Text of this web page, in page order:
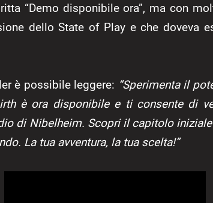
“Demo disponibile ora”, ma con
dello State of Play e che doveva
è possibile leggere: “Sperimenta il
è ora disponibile e ti consente di
di Nibelheim. Scopri il capitolo
La tua avventura, la tua scelta!”